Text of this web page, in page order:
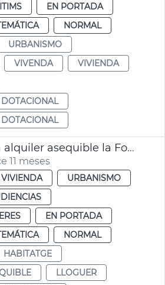
EN PORTADA
NORMAL
URBANISMO
VIVENDA
VIVIENDA
Plan Vivienda alquiler asequible la Fonteta
11 meses
URBANISMO
EN PORTADA
NORMAL
HABITATGE
LLOGUER